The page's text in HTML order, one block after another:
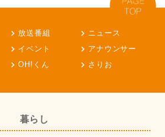
放送番組
ニュース
イベント
アナウンサー
OH!くん さりお
暮らし